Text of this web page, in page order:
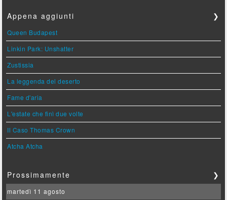
Appena aggiunti ❯
Queen Budapest
Linkin Park: Unshatter
Zustissia
La leggenda del deserto
Fame d'aria
L'estate che finì due volte
Il Caso Thomas Crown
Atcha Atcha
Prossimamente ❯
martedì 11 agosto